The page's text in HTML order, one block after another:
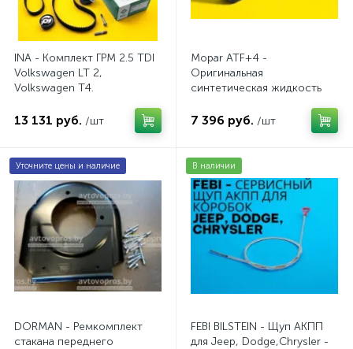
INA - Комплект ГРМ 2.5 TDI
Volkswagen LT 2,
Volkswagen Т4.
13 131 руб. /шт
Mopar ATF+4 -
Оригинальная
синтетическая жидкость
7 396 руб. /шт
Уточните цены и наличие
DORMAN - Ремкомплект
стакана переднего
В наличии
FEBI BILSTEIN - Щуп АКПП
для Jeep, Dodge,Chrysler -